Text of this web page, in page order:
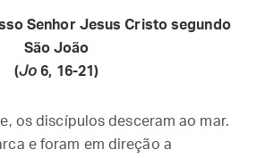
Senhor Jesus Cristo segundo
São João
(Jo 6, 16-21)
os discípulos desceram ao mar.
e foram em direção a